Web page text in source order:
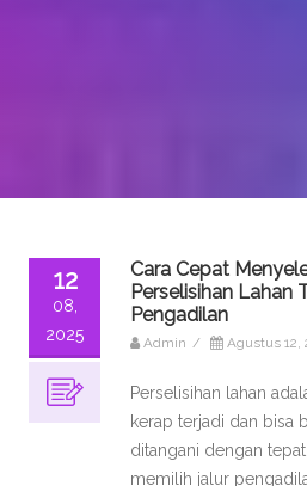
12
08,
2025
Cara Cepat
Perselisihan Lahan
Pengadilan
Admin / Agustus 12,
Perselisihan lahan
kerap terjadi dan bisa
ditangani dengan
memilih jalur